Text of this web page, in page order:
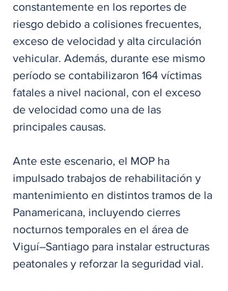
constantemente en los reportes de
riesgo debido a colisiones frecuentes,
exceso de velocidad y alta circulación
vehicular. Además, durante ese mismo
período se contabilizaron 164 víctimas
fatales a nivel nacional, con el exceso
de velocidad como una de las
principales causas.
Ante este escenario, el MOP ha
impulsado trabajos de rehabilitación y
mantenimiento en distintos tramos de la
Panamericana, incluyendo cierres
nocturnos temporales en el área de
Viguí–Santiago para instalar estructuras
peatonales y reforzar la seguridad vial.